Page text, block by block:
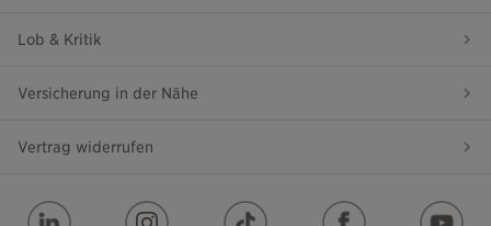
Lob & Kritik
Versicherung in der Nähe
Vertrag widerrufen